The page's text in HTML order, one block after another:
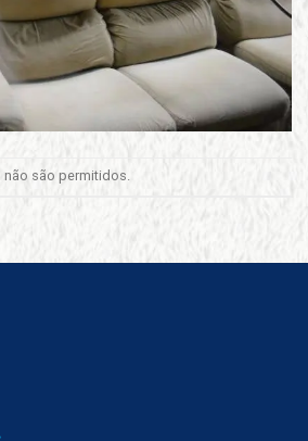
não são permitidos.